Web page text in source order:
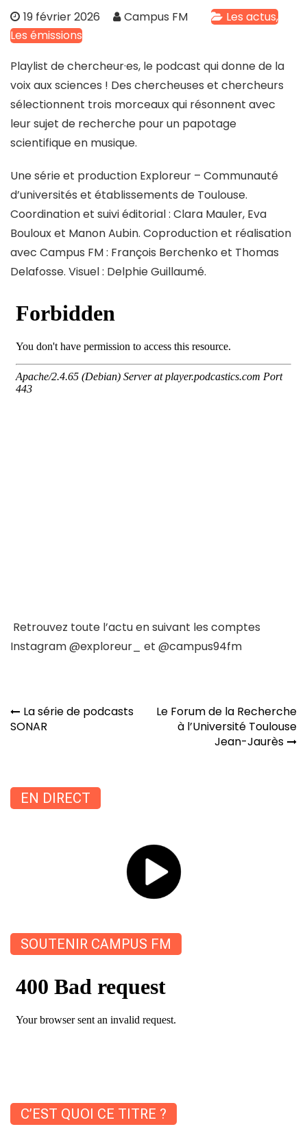
19 février 2026 Campus FM
Les actus
Les émissions
Playlist de chercheur·es, le podcast qui donne de la
voix aux sciences ! Des chercheuses et chercheurs
sélectionnent trois morceaux qui résonnent avec
leur sujet de recherche pour un papotage
scientifique en musique.
Une série et production Exploreur – Communauté
d’universités et établissements de Toulouse.
Coordination et suivi éditorial : Clara Mauler, Eva
Bouloux et Manon Aubin. Coproduction et réalisation
avec Campus FM : François Berchenko et Thomas
Delafosse. Visuel : Delphie Guillaumé.
Retrouvez toute l’actu en suivant les comptes
Instagram @exploreur_ et @campus94fm
Navigation
de
La série de podcasts
SONAR
Le Forum de la Recherche
à l’Université Toulouse
Jean-Jaurès
EN DIRECT
SOUTENIR CAMPUS FM
C’EST QUOI CE TITRE ?